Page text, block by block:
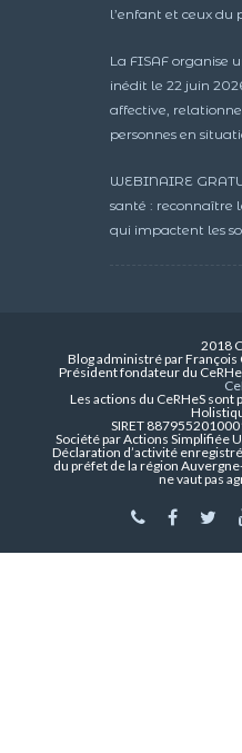
l’enfant et ceux du
La FISAF organise
inédit le 22 juin
affective,
personnes en
WEBINAIRE
santé : reconnaître
qui impactent les
2018
Blog administré par
Président fondateur du
Les actions du CeRHeS
SIRET
Société par Actions Simplifiée
Déclaration d’activité
du préfet de la région
ne vaut pas